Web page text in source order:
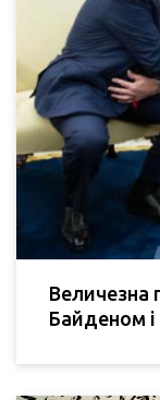
Величезна
Байденом